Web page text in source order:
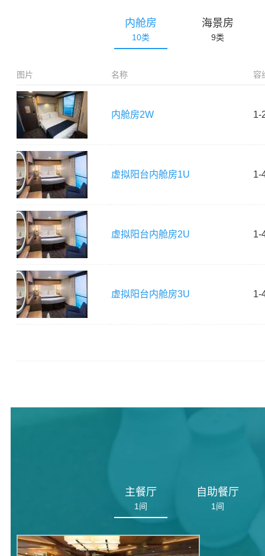
内舱房
10类
海景房
9类
图片 名称 容
内舱房2W 1-
虚拟阳台内舱房1U 1-
虚拟阳台内舱房2U 1-
虚拟阳台内舱房3U 1-
主餐厅
1 间
自助餐厅
1 间